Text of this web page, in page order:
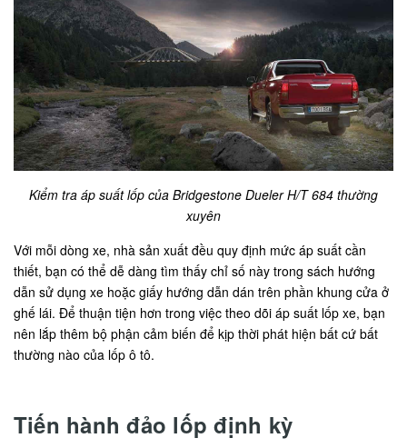
Kiểm tra áp suất lốp của Bridgestone Dueler H/T 684 thường
xuyên
Với mỗi dòng xe, nhà sản xuất đều quy định mức áp suất cần
thiết, bạn có thể dễ dàng tìm thấy chỉ số này trong sách hướng
dẫn sử dụng xe hoặc giấy hướng dẫn dán trên phần khung cửa ở
ghế lái. Để thuận tiện hơn trong việc theo dõi áp suất lốp xe, bạn
nên lắp thêm bộ phận cảm biến để kịp thời phát hiện bất cứ bất
thường nào của lốp ô tô.
Tiến hành đảo lốp định kỳ